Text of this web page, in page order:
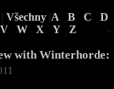
| Všechny |A B C
D
V W X Y Z
with Winterhorde: